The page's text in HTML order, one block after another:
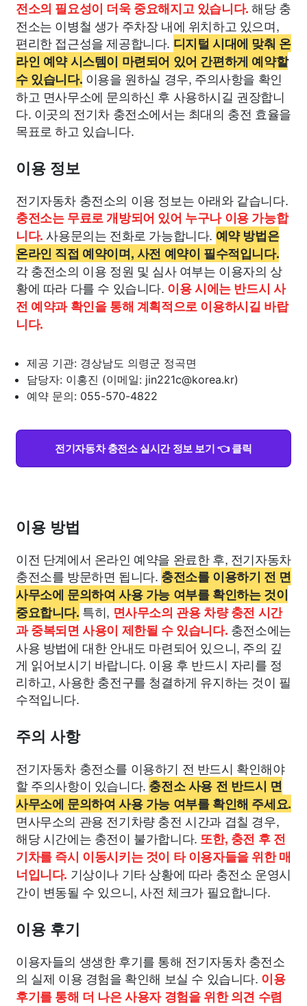
전소의 필요성이 더욱 중요해지고 있습니다.해당 충
전소는 이병철 생가 주차장 내에 위치하고 있으며,
편리한 접근성을 제공합니다. 디지털 시대에 맞춰 온
라인 예약 시스템이 마련되어 있어 간편하게 예약할
수 있습니다. 이용을 원하실 경우, 주의사항을 확인
하고 면사무소에 문의하신 후 사용하시길 권장합니
다. 이곳의 전기차 충전소에서는 최대의 충전 효율을
목표로 하고 있습니다.
이용 정보
전기자동차 충전소의 이용 정보는 아래와 같습니다.
충전소는 무료로 개방되어 있어 누구나 이용 가능합
니다. 사용문의는 전화로 가능합니다. 예약 방법은
온라인 직접 예약이며, 사전 예약이 필수적입니다.
각 충전소의 이용 정원 및 심사 여부는 이용자의 상
황에 따라 다를 수 있습니다. 이용 시에는 반드시 사
전 예약과 확인을 통해 계획적으로 이용하시길 바랍
니다.
제공 기관: 경상남도 의령군 정곡면
담당자: 이홍진 (이메일: jin221c@korea.kr)
예약 문의: 055-570-4822
전기자동차 충전소 실시간 정보 보기 👈 클릭
이용 방법
이전 단계에서 온라인 예약을 완료한 후, 전기자동차
충전소를 방문하면 됩니다. 충전소를 이용하기 전 면
사무소에 문의하여 사용 가능 여부를 확인하는 것이
중요합니다. 특히, 면사무소의 관용 차량 충전 시간
과 중복되면 사용이 제한될 수 있습니다. 충전소에는
사용 방법에 대한 안내도 마련되어 있으니, 주의 깊
게 읽어보시기 바랍니다. 이용 후 반드시 자리를 정
리하고, 사용한 충전구를 청결하게 유지하는 것이 필
수적입니다.
주의 사항
전기자동차 충전소를 이용하기 전 반드시 확인해야
할 주의사항이 있습니다. 충전소 사용 전 반드시 면
사무소에 문의하여 사용 가능 여부를 확인해 주세요.
면사무소의 관용 전기차량 충전 시간과 겹칠 경우,
해당 시간에는 충전이 불가합니다. 또한, 충전 후 전
기차를 즉시 이동시키는 것이 타 이용자들을 위한 매
너입니다. 기상이나 기타 상황에 따라 충전소 운영시
간이 변동될 수 있으니, 사전 체크가 필요합니다.
이용 후기
이용자들의 생생한 후기를 통해 전기자동차 충전소
의 실제 이용 경험을 확인해 보실 수 있습니다. 이용
후기를 통해 더 나은 사용자 경험을 위한 의견 수렴